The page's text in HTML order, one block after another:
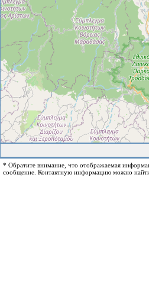
* Обратите внимание, что отображаемая
сообщение. Контактную информацию можно найти